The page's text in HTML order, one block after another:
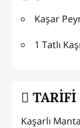
Kaşar
1 Tatlı
Kaşarlı